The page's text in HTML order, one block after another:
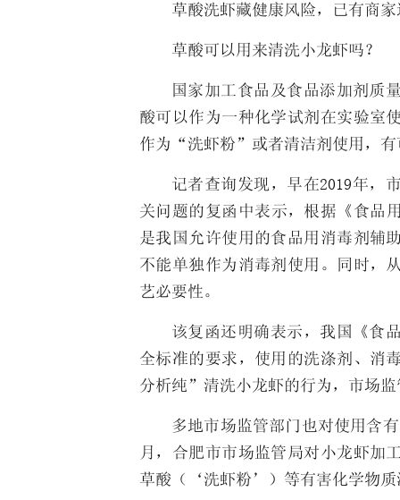
草酸洗虾藏健康风险，已有商
草酸可以用来清洗小龙虾吗？
国家加工食品及食品添加剂质
酸可以作为一种化学试剂在实验室
作为“洗虾粉”或者清洁剂使用，有
记者查询发现，早在2019年，
关问题的复函中表示，根据《食品
是我国允许使用的食品用消毒剂辅
不能单独作为消毒剂使用。同时，
艺必要性。
该复函还明确表示，我国《食
全标准的要求，使用的洗涤剂、消
分析纯”清洗小龙虾的行为，市场
多地市场监管部门也对使用含
月，合肥市市场监管局对小龙虾加
草酸（‘洗虾粉’）等有害化学物